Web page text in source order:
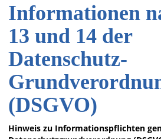
Informationen
13 und 14 der
Datenschutz-
(DSGVO)
Hinweis zu Informationspflichten